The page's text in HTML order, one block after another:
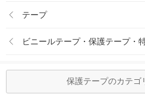
テープ
ビニールテープ・保護テープ・
保護テープのカテゴ